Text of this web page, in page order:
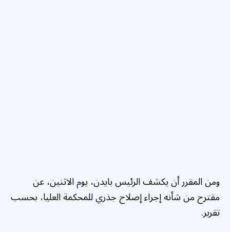
ومن المقرر أن يكشف الرئيس بايدن، يوم الاثنين، عن
مقترح من شأنه إجراء إصلاح جذري للمحكمة العليا، بحسب
تقرير.